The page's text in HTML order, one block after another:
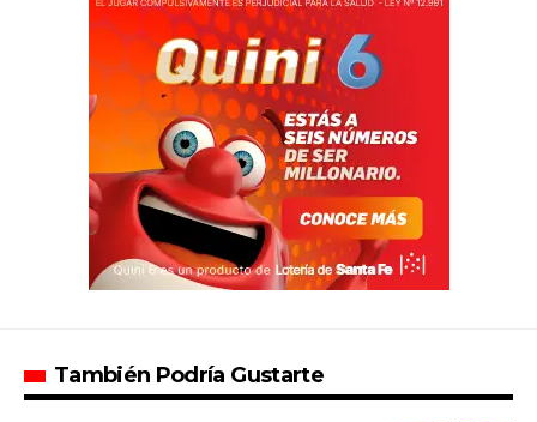
También Podría Gustarte